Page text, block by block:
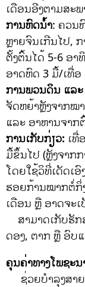
ເດືອນອີງຕາມສະ
ການຫົດນໍ້າ: ຄວນ
ຫຼາຍຈົນເກີນໄປ,
ຕັ້ງຕົ້ນໄດ້ 5-6 ອ
ອາດຫົດ 3 ມື້/ເທື່
ການພວນດິນ ແລ
ຈັດຫຍ້າຫຼັງຈາກໝ
ແລະ ອາຫານຈາ
ການເກັບກ່ຽວ: ເທື່
ມື້ຂຶ້ນໄປ (ຫຼັງຈາກ
ໂດຍໃຊ້ວິທີ່ເດັດເ
ຮອຍກ້ານໝາກຕໍ່ກິ່
ເດືອນ ຫຼື ອາດຈະ
ສາມາດເກັບຮັກ
ດອງ, ຕາກ ຫຼື ອົບ
ຄຸນຄ່າທາງໂພຊະ
ຊ່ວຍບໍາລຸງສາຍ